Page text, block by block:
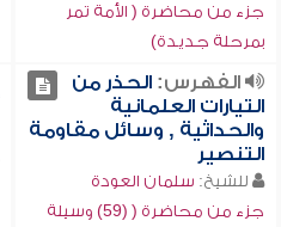
جزء من محاضرة ( الأمة تمر
بمرحلة جديدة)
الفهرس:الحذر من
التيارات العلمانية
والحداثية , وسائل مقاومة
التنصير
للشيخ: سلمان العودة
جزء من محاضرة ( (59) وسيلة